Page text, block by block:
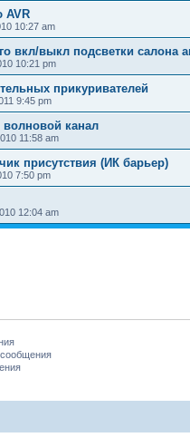
AVR
10:27 am
вкл/выкл подсветки салона
10:21 pm
прикуривателей
9:45 pm
канал
11:58 am
присутствия (ИК барьер)
7:50 pm
12:04 am
сообщения